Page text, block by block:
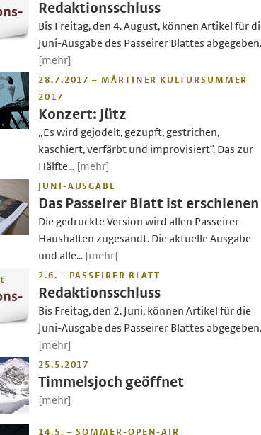
Redaktionsschluss
Bis Freitag, den 4. August, können Artikel für
Juni-Ausgabe des Passeirer Blattes
[mehr]
28.7.2017 – MÅRTINER KULTURSUMMER
2017
Konzert: Jütz
„Es wird gejodelt, gezupft, gestrichen,
kaschiert, verfärbt und improvisiert“. Das zur
Hälfte... [mehr]
JUNI-AUSGABE
Das Passeirer Blatt ist erschienen
Die gedruckte Version wird allen Passeirer
Haushalten zugesandt. Die aktuelle Ausgabe
und alle... [mehr]
2.6. – PASSEIRER BLATT
Redaktionsschluss
Bis Freitag, den 2. Juni, können Artikel für die
Juni-Ausgabe des Passeirer Blattes
[mehr]
25.5.2017
Timmelsjoch geöffnet
[mehr]
14.5. – SOMMER-OPEN-AIR